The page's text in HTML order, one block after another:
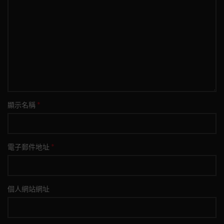
顯示名稱 *
電子郵件地址 *
個人網站網址